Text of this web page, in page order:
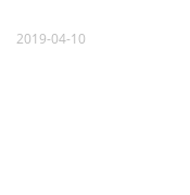
2019-04-10